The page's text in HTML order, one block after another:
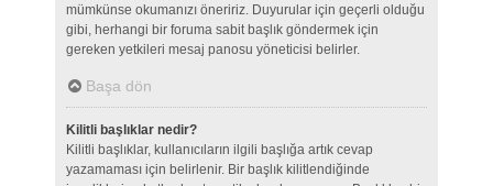
mümkünse okumanızı öneririz. Duyurular için geçerli olduğu
gibi, herhangi bir foruma sabit başlık göndermek için
gereken yetkileri mesaj panosu yöneticisi belirler.
Başa dön
Kilitli başlıklar nedir?
Kilitli başlıklar, kullanıcıların ilgili başlığa artık cevap
yazamaması için belirlenir. Bir başlık kilitlendiğinde